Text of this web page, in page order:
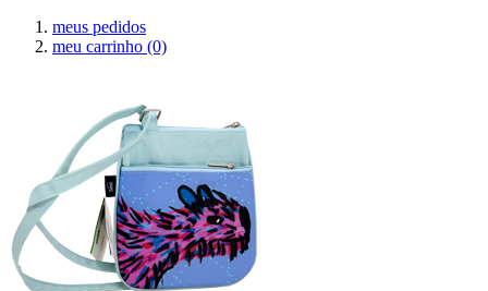
meus pedidos
meu carrinho (0)